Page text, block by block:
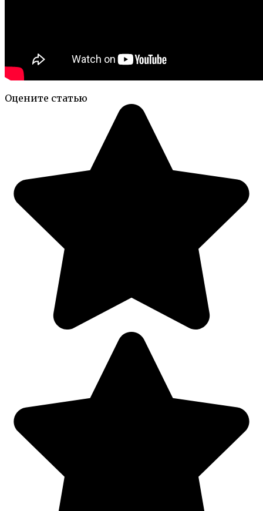
Оцените статью